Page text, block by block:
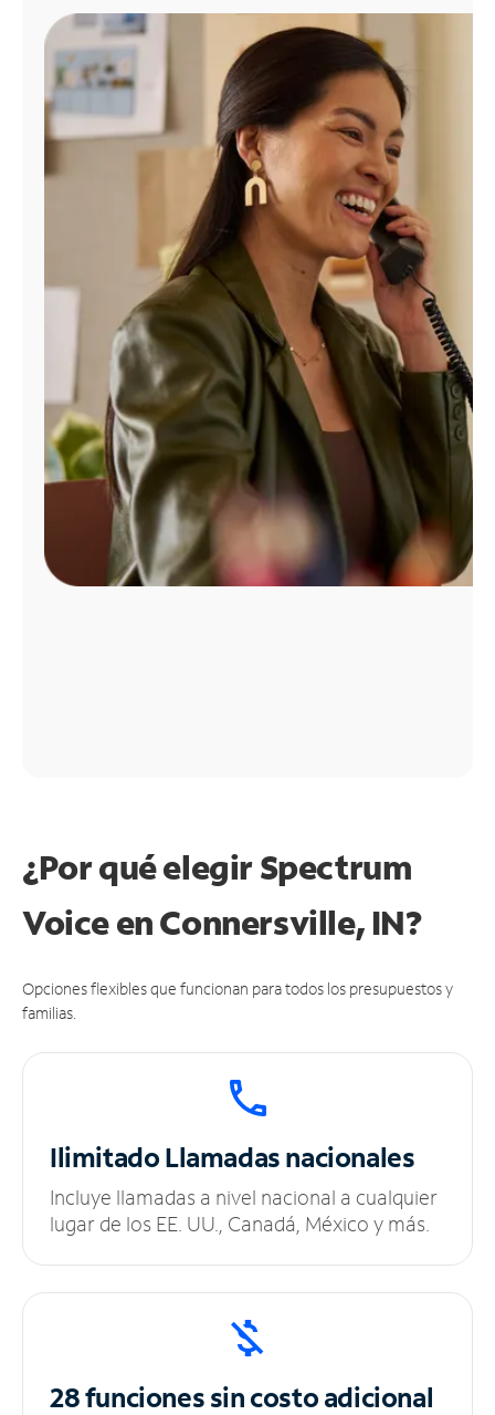
Administrar
cuenta
Encuentra
tienda
¿Por qué elegir Spectrum
Voice en Connersville, IN?
Opciones flexibles que funcionan para todos los presupuestos y
familias.
IlimitadoLlamadas nacionales
Incluye llamadas a nivel nacional a cualquier
lugar de los EE. UU., Canadá, México y más.
28 funciones sincosto adicional